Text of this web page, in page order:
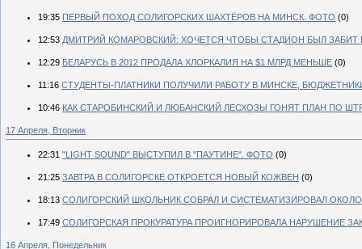
19:35 ПЕРВЫЙ ПОХОД СОЛИГОРСКИХ ШАХТЁРОВ НА МИНСК. ФОТО (0)
12:53 ДМИТРИЙ КОМАРОВСКИЙ: ХОЧЕТСЯ ЧТОБЫ СТАДИОН БЫЛ ЗАБИТ
12:29 БЕЛАРУСЬ В 2012 ПРОДАЛА ХЛОРКАЛИЯ НА $1 МЛРД МЕНЬШЕ (0)
11:16 СТУДЕНТЫ-ПЛАТНИКИ ПОЛУЧИЛИ РАБОТУ В МИНСКЕ,
10:46 КАК СТАРОБИНСКИЙ И ЛЮБАНСКИЙ ЛЕСХОЗЫ ГОНЯТ ПЛАН ПО
17 Апреля, Вторник
22:31 "LIGHT SOUND" ВЫСТУПИЛ В "ПАУТИНЕ". ФОТО (0)
21:25 ЗАВТРА В СОЛИГОРСКЕ ОТКРОЕТСЯ НОВЫЙ КОЖВЕН (0)
18:13 СОЛИГОРСКИЙ ШКОЛЬНИК СОБРАЛ И СИСТЕМАТИЗИРОВАЛ
17:49 СОЛИГОРСКАЯ ПРОКУРАТУРА ПРОИГНОРИРОВАЛА НАРУШЕНИЕ
16 Апреля, Понедельник